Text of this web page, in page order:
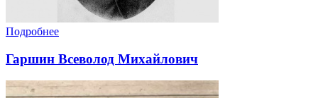
Подробнее
Гаршин Всеволод Михайлович